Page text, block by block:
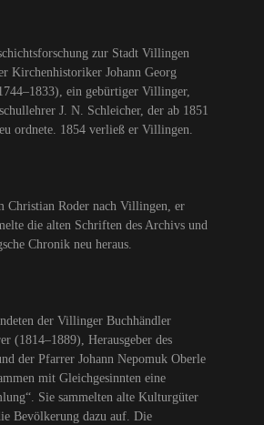
zur Stadt Villingen
Kirchenhistoriker Johann Georg
ein gebürtiger Villinger,
J. N. Schleicher, der ab 1851
ordnete. 1854 verließ er Villingen.
Christian Roder nach Villingen, er
die alten Schriften des Archivs und
Chronik neu heraus.
der Villinger Buchhändler
(1814–1889), Herausgeber des
der Pfarrer Johann Nepomuk Oberle
mit Gleichgesinnten eine
Sie sammelten alte Kulturgüter
Bevölkerung dazu auf. Die